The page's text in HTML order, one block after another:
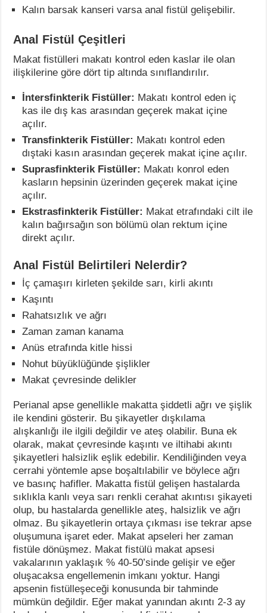
Kalın barsak kanseri varsa anal fistül gelişebilir.
Anal Fistül Çeşitleri
Makat fistülleri makatı kontrol eden kaslar ile olan
ilişkilerine göre dört tip altında sınıflandırılır.
İntersfinkterik Fistüller: Makatı kontrol eden iç
kas ile dış kas arasından geçerek makat içine
açılır.
Transfinkterik Fistüller: Makatı kontrol eden
dıştaki kasın arasından geçerek makat içine açılır.
Suprasfinkterik Fistüller: Makatı konrol eden
kasların hepsinin üzerinden geçerek makat içine
açılır.
Ekstrasfinkterik Fistüller: Makat etrafındaki cilt ile
kalın bağırsağın son bölümü olan rektum içine
direkt açılır.
Anal Fistül Belirtileri Nelerdir?
İç çamaşırı kirleten şekilde sarı, kirli akıntı
Kaşıntı
Rahatsızlık ve ağrı
Zaman zaman kanama
Anüs etrafında kitle hissi
Nohut büyüklüğünde şişlikler
Makat çevresinde delikler
Perianal apse genellikle makatta şiddetli ağrı ve şişlik
ile kendini gösterir. Bu şikayetler dışkılama
alışkanlığı ile ilgili değildir ve ateş olabilir. Buna ek
olarak, makat çevresinde kaşıntı ve iltihabi akıntı
şikayetleri halsizlik eşlik edebilir. Kendiliğinden veya
cerrahi yöntemle apse boşaltılabilir ve böylece ağrı
ve basınç hafifler. Makatta fistül gelişen hastalarda
sıklıkla kanlı veya sarı renkli cerahat akıntısı şikayeti
olup, bu hastalarda genellikle ateş, halsizlik ve ağrı
olmaz. Bu şikayetlerin ortaya çıkması ise tekrar apse
oluşumuna işaret eder. Makat apseleri her zaman
fistüle dönüşmez. Makat fistülü makat apsesi
vakalarının yaklaşık % 40-50’sinde gelişir ve eğer
oluşacaksa engellemenin imkanı yoktur. Hangi
apsenin fistülleşeceği konusunda bir tahminde
mümkün değildir. Eğer makat yanından akıntı 2-3 ay